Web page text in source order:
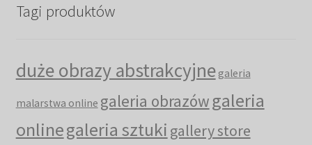
Tagi produktów
duże obrazy abstrakcyjne galeria
malarstwa online galeria obrazów galeria
onlinegaleria sztuki gallery store